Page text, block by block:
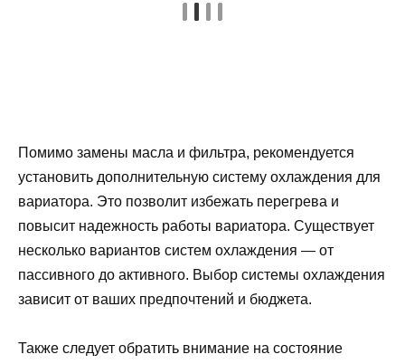
Помимо замены масла и фильтра, рекомендуется
установить дополнительную систему охлаждения для
вариатора. Это позволит избежать перегрева и
повысит надежность работы вариатора. Существует
несколько вариантов систем охлаждения — от
пассивного до активного. Выбор системы охлаждения
зависит от ваших предпочтений и бюджета.
Также следует обратить внимание на состояние